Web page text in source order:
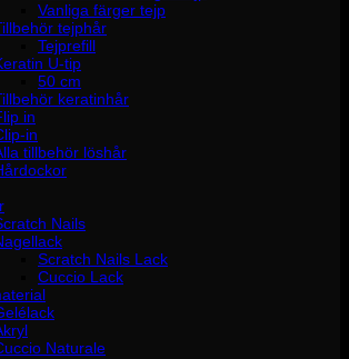
Vanliga färger tejp
tejphår
Tejprefill
U-tip
50 cm
keratinhår
in
in
tillbehör löshår
Nails
Scratch Nails Lack
Cuccio Lack
Naturale